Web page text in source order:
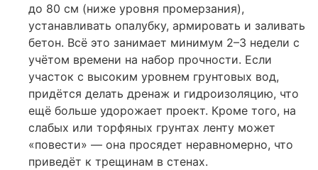
до 80 см (ниже уровня промерзания),
устанавливать опалубку, армировать и заливать
бетон. Всё это занимает минимум 2–3 недели с
учётом времени на набор прочности. Если
участок с высоким уровнем грунтовых вод,
придётся делать дренаж и гидроизоляцию, что
ещё больше удорожает проект. Кроме того, на
слабых или торфяных грунтах ленту может
«повести» — она просядет неравномерно, что
приведёт к трещинам в стенах.